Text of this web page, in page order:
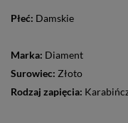
Płeć: Damskie
Marka: Diament
Surowiec: Złoto
Rodzaj zapięcia: